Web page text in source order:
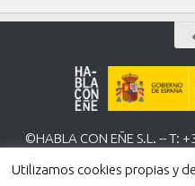
©HABLA CON EÑE S.L. -- T:
Política de
Utilizamos cookies propias y